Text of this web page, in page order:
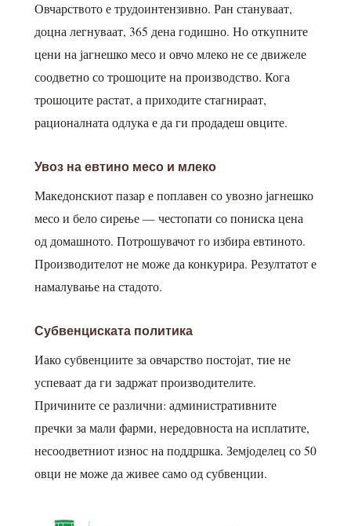
Овчарството е трудоинтензивно. Ран стануваат,
доцна легнуваат, 365 дена годишно. Но откупните
цени на јагнешко месо и овчо млеко не се движеле
соодветно со трошоците на производство. Кога
трошоците растат, а приходите стагнираат,
рационалната одлука е да ги продадеш овците.
Увоз на евтино месо и млеко
Македонскиот пазар е поплавен со увозно јагнешко
месо и бело сирење — честопати со пониска цена
од домашното. Потрошувачот го избира евтиното.
Производителот не може да конкурира. Резултатот е
намалување на стадото.
Субвенциската политика
Иако субвенциите за овчарство постојат, тие не
успеваат да ги задржат производителите.
Причините се различни: административните
пречки за мали фарми, нередовноста на исплатите,
несоодветниот износ на поддршка. Земјоделец со 50
овци не може да живее само од субвенции.